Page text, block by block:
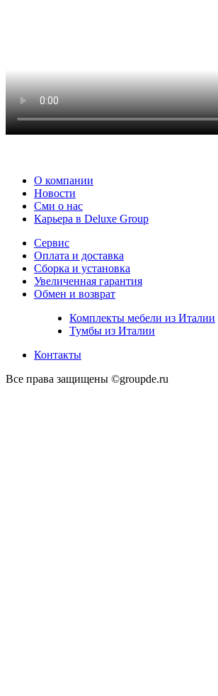
О компании
Новости
Сми о нас
Карьера в Deluxe Group
Сервис
Оплата и доставка
Сборка и установка
Увеличенная гарантия
Обмен и возврат
Комплекты мебели из Италии
Тумбы из Италии
Контакты
Все права защищены ©groupde.ru